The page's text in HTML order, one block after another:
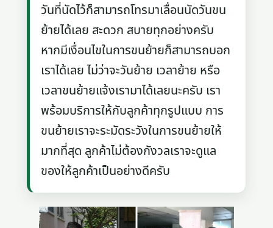
วันที่นัดไว้ก็สามารถโทรมาเลื่อนนัดวันขน
ย้ายได้เลย สะดวก สบายทุกอย่างครับ
หากมีเงื่อนไขในการขนย้ายก็สามารถบอก
เราได้เลย ไม่ว่าจะวันย้าย เวลาย้าย หรือ
เวลาขนย้ายแจ้งเรามาได้เลยนะครับ เรา
พร้อมบริการให้กับลูกค้าทุกรูปแบบ การ
ขนย้ายเราจะระมัดระวังในการขนย้ายให้
มากที่สุด ลูกค้าไม่ต้องกังวลเราจะดูแล
ของให้ลูกค้าเป็นอย่างดีครับ